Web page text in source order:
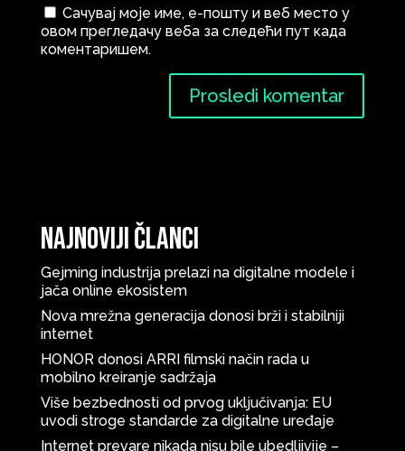
Сачувај моје име, е-пошту и веб место у
овом прегледачу веба за следећи пут када
коментаришем.
Najnoviji članci
Gejming industrija prelazi na digitalne modele i
jača online ekosistem
Nova mrežna generacija donosi brži i stabilniji
internet
HONOR donosi ARRI filmski način rada u
mobilno kreiranje sadržaja
Više bezbednosti od prvog uključivanja: EU
uvodi stroge standarde za digitalne uređaje
Internet prevare nikada nisu bile ubedljivije –